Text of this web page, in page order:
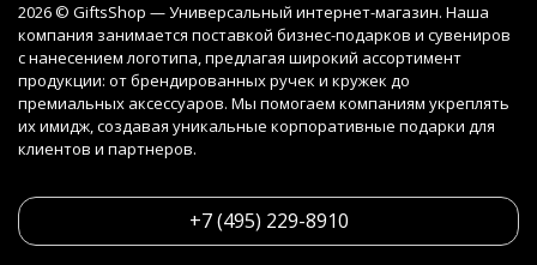
2026 © GiftsShop — Универсальный интернет-магазин. Наша
компания занимается поставкой бизнес-подарков и сувениров
с нанесением логотипа, предлагая широкий ассортимент
продукции: от брендированных ручек и кружек до
премиальных аксессуаров. Мы помогаем компаниям укреплять
их имидж, создавая уникальные корпоративные подарки для
клиентов и партнеров.
+7 (495) 229-8910